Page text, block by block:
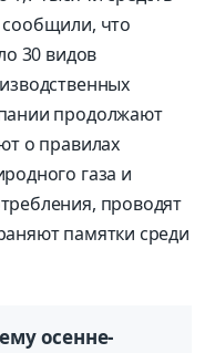
что
30 видов
продолжают
о правилах
газа и
проводят
памятки среди
осенне-